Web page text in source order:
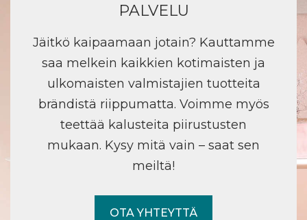
PALVELU
Jäitkö kaipaamaan jotain? Kauttamme
saa melkein kaikkien kotimaisten ja
ulkomaisten valmistajien tuotteita
brändistä riippumatta. Voimme myös
teettää kalusteita piirustusten
mukaan. Kysy mitä vain – saat sen
meiltä!
OTA YHTEYTTÄ